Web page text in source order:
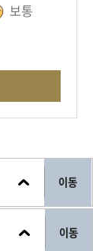
보통
이동
이동